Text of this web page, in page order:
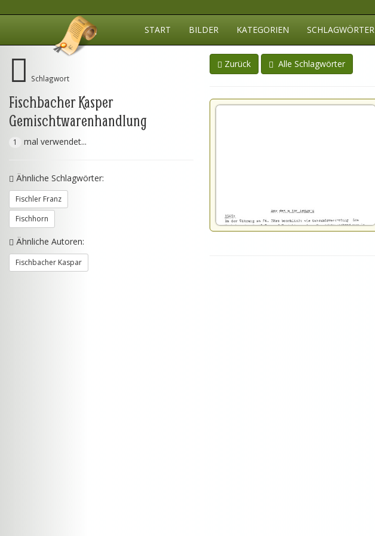
START BILDER KATEGORIEN SCHLAGWÖRTER
Schlagwort
Fischbacher Kasper
Gemischtwarenhandlung
1 mal verwendet...
Ähnliche Schlagwörter:
Fischler Franz
Fischhorn
Ähnliche Autoren:
Fischbacher Kaspar
Zurück Alle Schlagwörter